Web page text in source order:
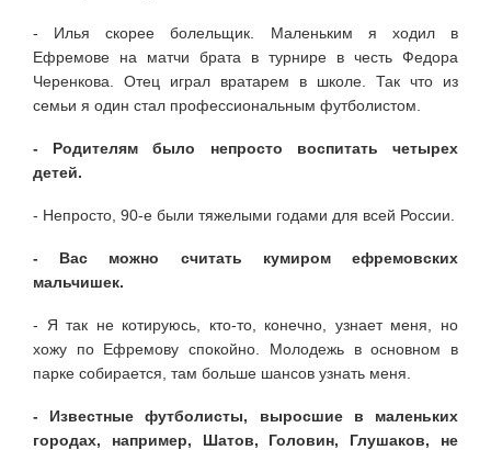
- Илья скорее болельщик. Маленьким я ходил в
Ефремове на матчи брата в турнире в честь Федора
Черенкова. Отец играл вратарем в школе. Так что из
семьи я один стал профессиональным футболистом.
- Родителям было непросто воспитать четырех
детей.
- Непросто, 90-е были тяжелыми годами для всей России.
- Вас можно считать кумиром ефремовских
мальчишек.
- Я так не котируюсь, кто-то, конечно, узнает меня, но
хожу по Ефремову спокойно. Молодежь в основном в
парке собирается, там больше шансов узнать меня.
- Известные футболисты, выросшие в маленьких
городах, например, Шатов, Головин, Глушаков, не